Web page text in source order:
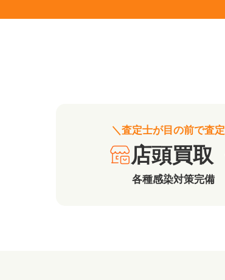
＼査定士が目の前で査
店頭買取
各種感染対策完備